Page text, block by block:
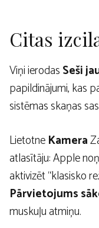
Citas
Viņi ierodasSeši
papildinājumi, kas
sistēmas skaņas
LietotneKamera
atlasītāju: Apple
aktivizēt “klasisko
Pārvietojums
muskuļu atmiņu.